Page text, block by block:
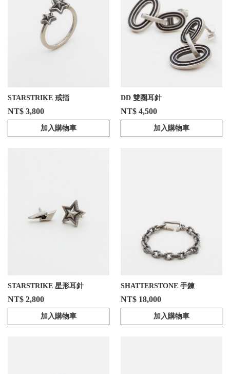
STARSTRIKE 戒指
NT$ 3,800
加入購物車
DD 雙圈耳針
NT$ 4,500
加入購物車
STARSTRIKE 星形耳針
NT$ 2,800
加入購物車
SHATTERSTONE 手鍊
NT$ 18,000
加入購物車